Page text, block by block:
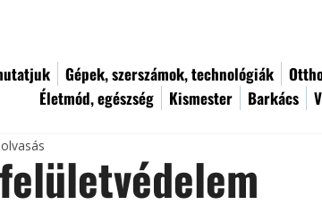
Gépek, szerszámok, technológiák
Életmód, egészség
Kismester Barkács